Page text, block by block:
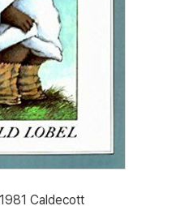
Caldecott